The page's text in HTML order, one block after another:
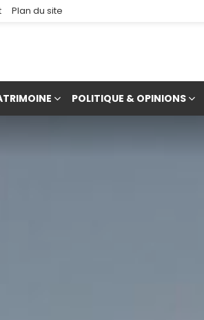
Plan du site
POLITIQUE & OPINIONS